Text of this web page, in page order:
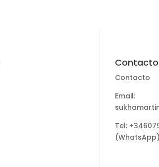
Contacto
Contacto
Email:
Tel:
(WhatsApp)